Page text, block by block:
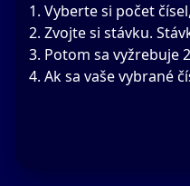
Vyberte si počet
Zvojte si stávku.
Potom sa vyžrebuje
Ak sa vaše vybrané